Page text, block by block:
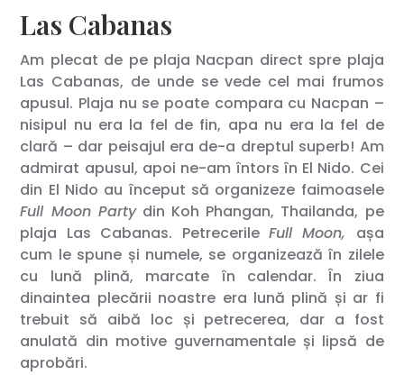
Las Cabanas
Am plecat de pe plaja Nacpan direct spre plaja
Las Cabanas, de unde se vede cel mai frumos
apusul. Plaja nu se poate compara cu Nacpan –
nisipul nu era la fel de fin, apa nu era la fel de
clară – dar peisajul era de-a dreptul superb! Am
admirat apusul, apoi ne-am întors în El Nido. Cei
din El Nido au început să organizeze faimoasele
Full Moon Partydin Koh Phangan, Thailanda, pe
plaja Las Cabanas. Petrecerile Full Moon, așa
cum le spune și numele, se organizează în zilele
cu lună plină, marcate în calendar. În ziua
dinaintea plecării noastre era lună plină și ar fi
trebuit să aibă loc și petrecerea, dar a fost
anulată din motive guvernamentale și lipsă de
aprobări.